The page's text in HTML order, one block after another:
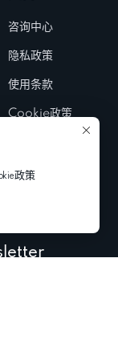
政策
咨询中心
隐私政策
使用条款
Cookie政策